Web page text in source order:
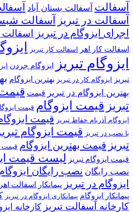
آسفالت آسفالت بستان آباد
آسفالت در تبریز آسفالت
اجرای ایزوگام در تبریز اسفالت
اسفالت کار اهر اسفالت کار تبریز
ایزوگام تبریز ایزوگام جردن
تبریز ایزوگام کار در تبریز بهترین ایزوگام
بهترین ایزوگام در تبریز قیمت قیمت
تبریز قیمت ایزوگام قیمت
ایزوگام آذربام حفاظ تبریز قیمت
با نصب در تبریز قیمت ایزوگام
تبریز قیمت بهترین ایزوگام قیمت
قیمت ایزوگام تبریز لیست قیمت
نصب رایگان نصب رایگان
ایزوگام در تبریز پیمانکار اسفالت اهر
پیمانکار ایزوگام پیمانکاری ایزوگام در تبریز
کارخانه آسفالت تبریز کارخانه